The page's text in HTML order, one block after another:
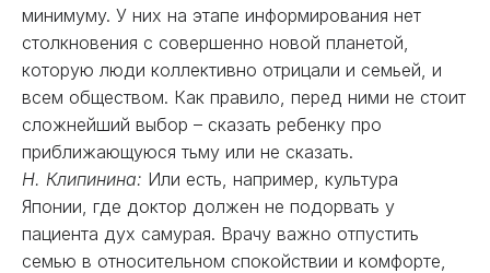
минимуму. У них на этапе информирования нет
столкновения с совершенно новой планетой,
которую люди коллективно отрицали и семьей, и
всем обществом. Как правило, перед ними не стоит
сложнейший выбор – сказать ребенку про
приближающуюся тьму или не сказать.
Н. Клипинина: Или есть, например, культура
Японии, где доктор должен не подорвать у
пациента дух самурая. Врачу важно отпустить
семью в относительном спокойствии и комфорте,